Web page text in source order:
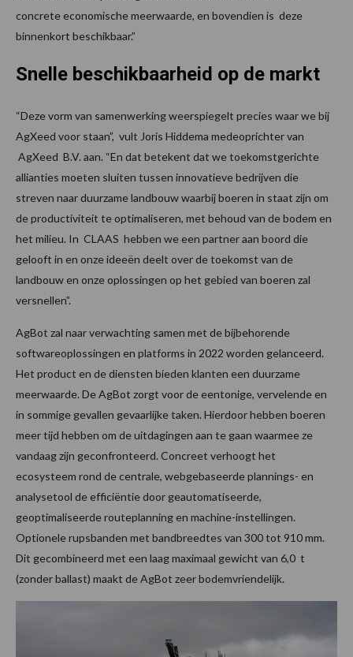
concrete economische meerwaarde, en bovendien is deze
binnenkort beschikbaar.”
Snelle beschikbaarheid op de markt
“Deze vorm van samenwerking weerspiegelt precies waar we bij
AgXeed voor staan”, vult Joris Hiddema medeoprichter van
AgXeed B.V. aan. “En dat betekent dat we toekomstgerichte
allianties moeten sluiten tussen innovatieve bedrijven die
streven naar duurzame landbouw waarbij boeren in staat zijn om
de productiviteit te optimaliseren, met behoud van de bodem en
het milieu. In CLAAS hebben we een partner aan boord die
gelooft in en onze ideeën deelt over de toekomst van de
landbouw en onze oplossingen op het gebied van boeren zal
versnellen”.
AgBot zal naar verwachting samen met de bijbehorende
softwareoplossingen en platforms in 2022 worden gelanceerd.
Het product en de diensten bieden klanten een duurzame
meerwaarde. De AgBot zorgt voor de eentonige, vervelende en
in sommige gevallen gevaarlijke taken. Hierdoor hebben boeren
meer tijd hebben om de uitdagingen aan te gaan waarmee ze
vandaag zijn geconfronteerd. Concreet verhoogt het
ecosysteem rond de centrale, webgebaseerde plannings- en
analysetool de efficiëntie door geautomatiseerde,
geoptimaliseerde routeplanning en machine-instellingen.
Optionele rupsbanden met bandbreedtes van 300 tot 910 mm.
Dit gecombineerd met een laag maximaal gewicht van 6,0 t
(zonder ballast) maakt de AgBot zeer bodemvriendelijk.